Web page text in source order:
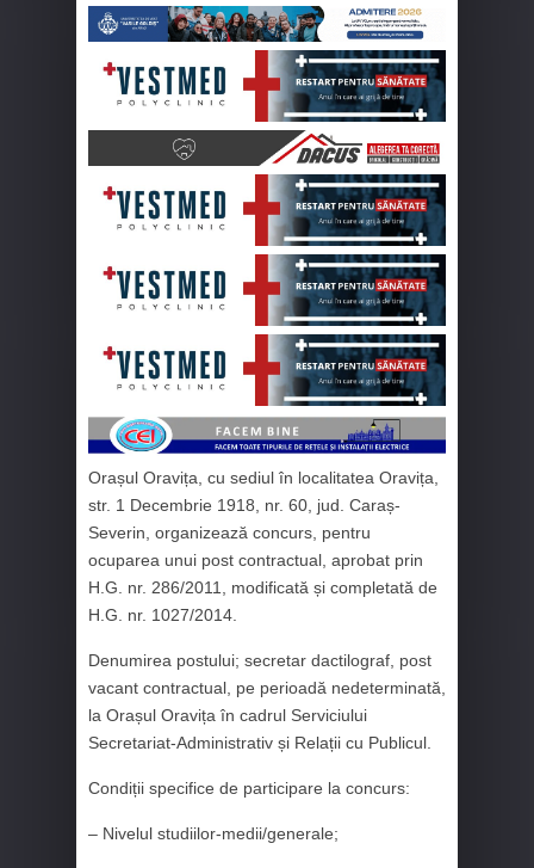
Orașul Oravița, cu sediul în localitatea Oravița,
str. 1 Decembrie 1918, nr. 60, jud. Caraș-
Severin, organizează concurs, pentru
ocuparea unui post contractual, aprobat prin
H.G. nr. 286/2011, modificată și completată de
H.G. nr. 1027/2014.
Denumirea postului; secretar dactilograf, post
vacant contractual, pe perioadă nedeterminată,
la Orașul Oravița în cadrul Serviciului
Secretariat-Administrativ și Relații cu Publicul.
Condiții specifice de participare la concurs:
– Nivelul studiilor-medii/generale;